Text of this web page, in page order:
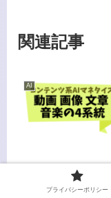
関連記事
AI
AIとゲームつくる
プライバシーポリシー